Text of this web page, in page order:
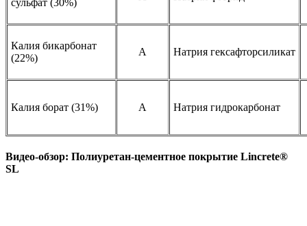
Калия бикарбонат
(22%)
A Натрия гексафторсиликат
Калия борат (31%) A Натрия гидрокарбонат
Видео-обзор: Полиуретан-цементное покрытие Lincrete®
SL